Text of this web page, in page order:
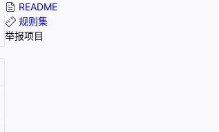
README
规则集
举报项目